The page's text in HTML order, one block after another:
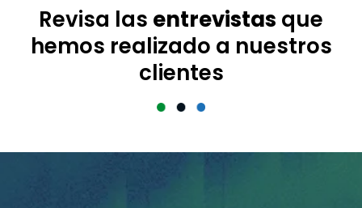
Revisa las entrevistas que
hemos realizado a nuestros
clientes